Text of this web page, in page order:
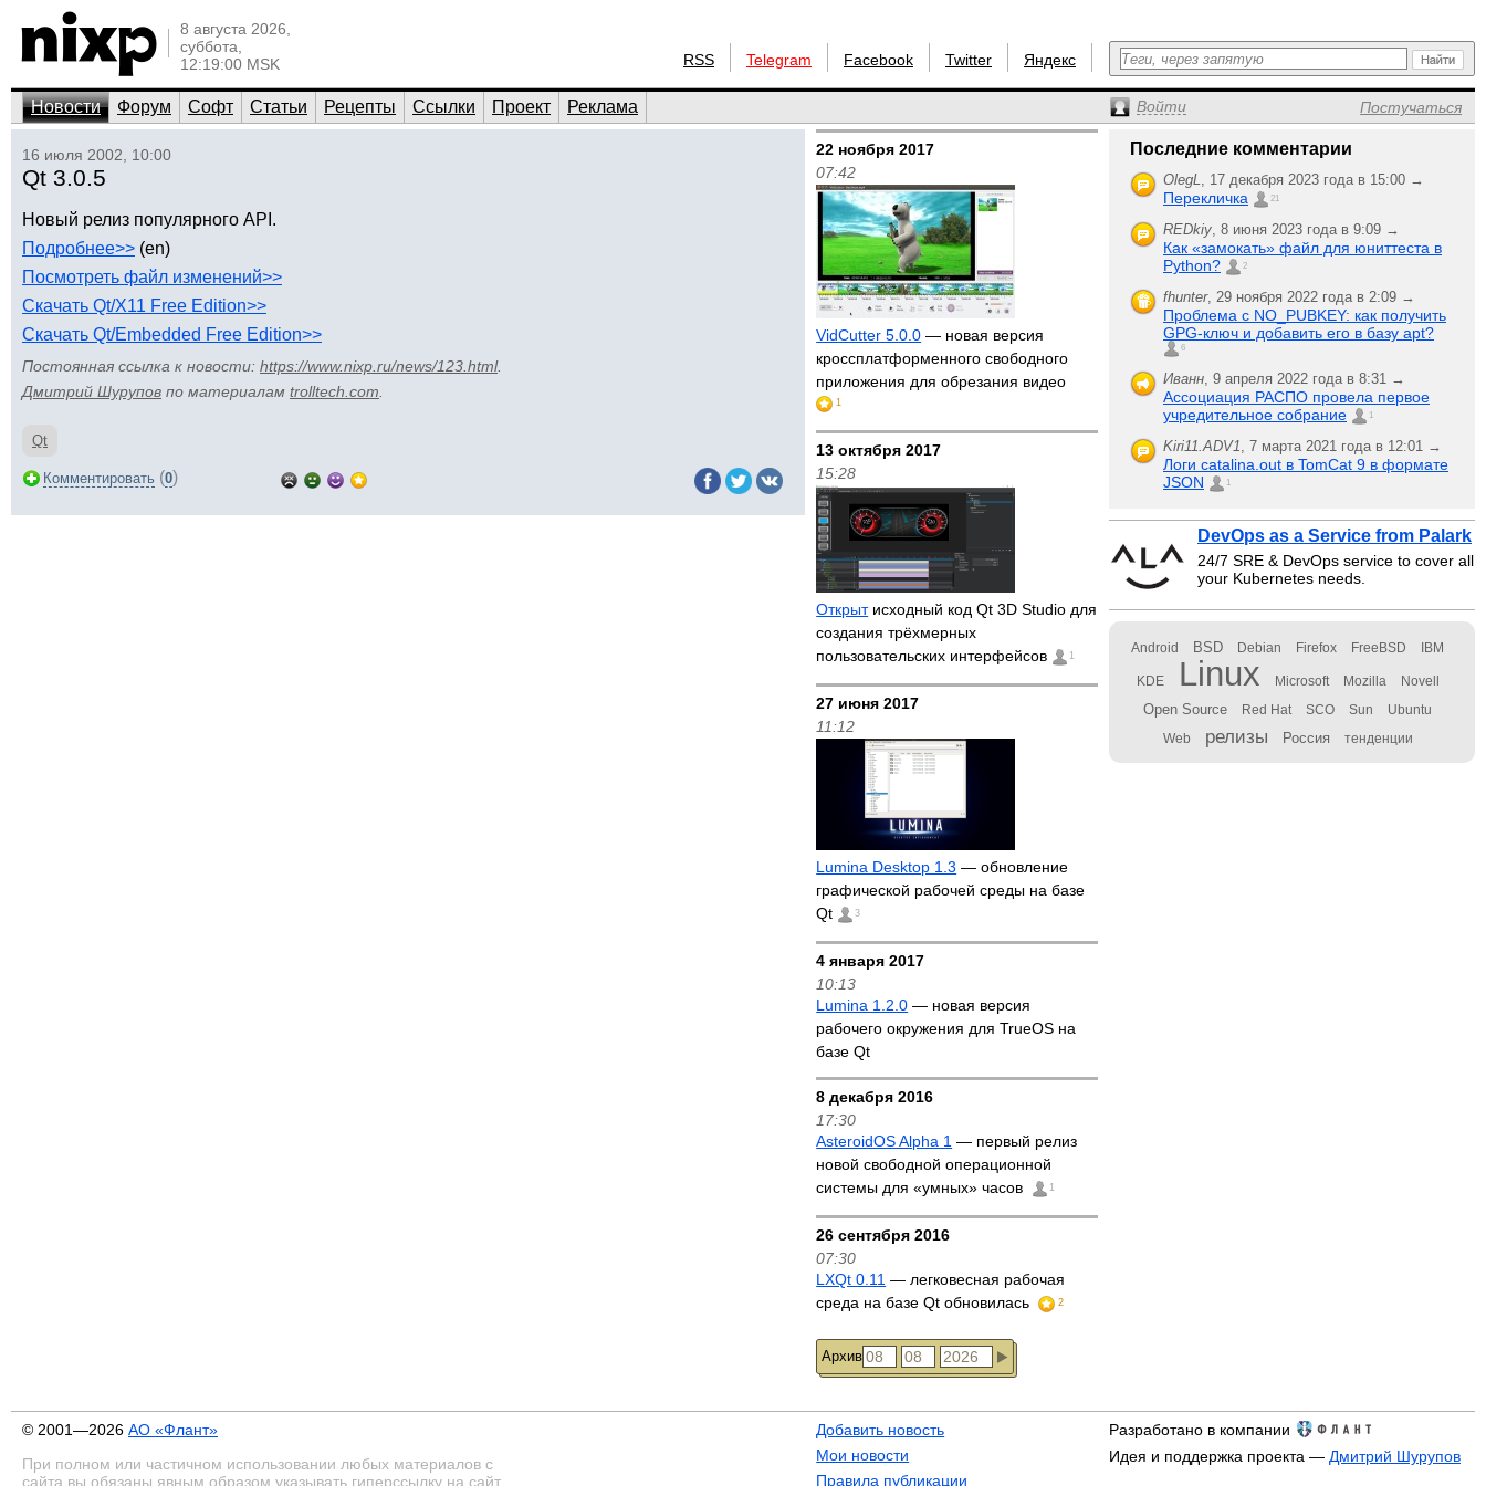
8 августа 2026,
суббота,
12:19:00 MSK
RSS Telegram Facebook Twitter Яндекс
Новости Форум Софт Статьи Рецепты Ссылки Проект Реклама Войти Постучаться
16 июля 2002, 10:00
Qt 3.0.5
Новый релиз популярного API.
Подробнее>> (en)
Посмотреть файл изменений>>
Скачать Qt/X11 Free Edition>>
Скачать Qt/Embedded Free Edition>>
Постоянная ссылка к новости: https://www.nixp.ru/news/123.html.
Дмитрий Шурупов по материалам trolltech.com
Qt
Комментировать (0)
22 ноября 2017
07:42
VidCutter 5.0.0 — новая версия
кроссплатформенного свободного
приложения для обрезания видео
1
13 октября 2017
15:28
Открытисходный код Qt 3D Studio для
создания трёхмерных
пользовательских интерфейсов
1
27 июня 2017
11:12
Lumina Desktop 1.3 — обновление
графической рабочей среды на базе
Qt
3
4 января 2017
10:13
Lumina 1.2.0 — новая версия
рабочего окружения для TrueOS на
базе Qt
8 декабря 2016
17:30
AsteroidOS Alpha 1 — первый релиз
новой свободной операционной
системы для «умных» часов
1
26 сентября 2016
07:30
LXQt 0.11 — легковесная рабочая
среда на базе Qt обновилась
2
Архив
Последние комментарии
OlegL, 17 декабря 2023 года в 15:00 →
Перекличка 21
REDkiy, 8 июня 2023 года в 9:09 →
Как «замокать» файл для юниттеста в
Python?
2
fhunter, 29 ноября 2022 года в 2:09 →
Проблема с NO_PUBKEY: как получить
GPG-ключ и добавить его в базу apt?
6
Иванн, 9 апреля 2022 года в 8:31 →
Ассоциация РАСПО провела первое
учредительное собрание
1
Kiri11.ADV1, 7 марта 2021 года в 12:01 →
Логи catalina.out в TomCat 9 в формате
JSON
1
DevOps as a Service from Palark
24/7 SRE & DevOps service to cover all
your Kubernetes needs.
Android BSD Debian Firefox FreeBSD IBM
KDE Linux Microsoft Mozilla Novell
Open Source Red Hat SCO Sun Ubuntu
Web релизы Россия тенденции
© 2001—2026 АО «Флант»
При полном или частичном использовании любых материалов с
сайта вы обязаны явным образом указывать гиперссылку на сайт
Добавить новость
Мои новости
Правила публикации
Разработано в компании
Идея и поддержка проекта — Дмитрий Шурупов